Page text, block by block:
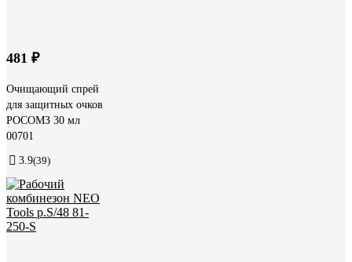
481 ₽
Очищающий спрей
для защитных очков
РОСОМЗ 30 мл
00701
3.9(39)